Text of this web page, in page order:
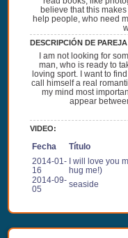
believe that this
help people, who need
DESCRIPCIÓN DE
I am not looking for
man, who is ready to
loving sport. I want to
call himself a real
my mind most
appear
VIDEO:
Fecha Título
2014-01-
16
I will love you
hug me!)
2014-09-
05
seaside